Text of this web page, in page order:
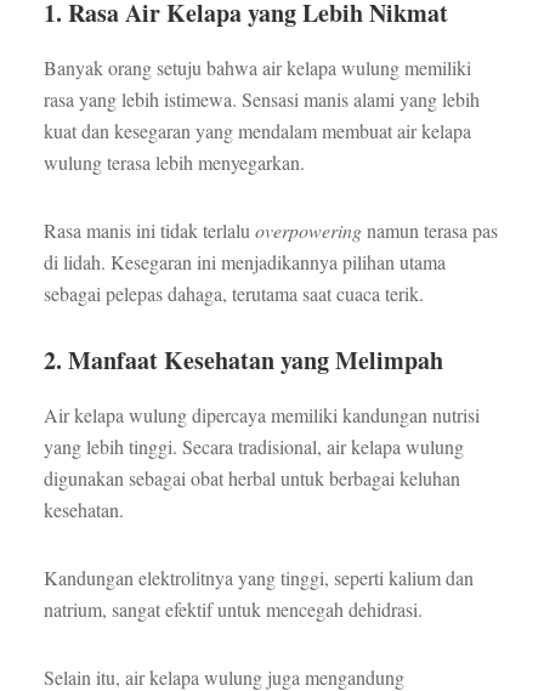
1. Rasa Air Kelapa yang Lebih Nikmat
Banyak orang setuju bahwa air kelapa wulung memiliki
rasa yang lebih istimewa. Sensasi manis alami yang lebih
kuat dan kesegaran yang mendalam membuat air kelapa
wulung terasa lebih menyegarkan.
Rasa manis ini tidak terlalu overpoweringnamun terasa pas
di lidah. Kesegaran ini menjadikannya pilihan utama
sebagai pelepas dahaga, terutama saat cuaca terik.
2. Manfaat Kesehatan yang Melimpah
Air kelapa wulung dipercaya memiliki kandungan nutrisi
yang lebih tinggi. Secara tradisional, air kelapa wulung
digunakan sebagai obat herbal untuk berbagai keluhan
kesehatan.
Kandungan elektrolitnya yang tinggi, seperti kalium dan
natrium, sangat efektif untuk mencegah dehidrasi.
Selain itu, air kelapa wulung juga mengandung